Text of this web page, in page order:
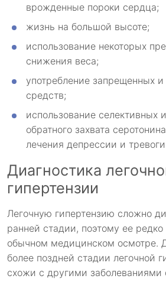
врожденные пороки сердца;
жизнь на большой высоте;
использование некоторых
снижения веса;
употребление запрещенных и
средств;
использование селективных
обратного захвата
лечения депрессии и
Диагностика
гипертензии
Легочную гипертензию сложно
ранней стадии, поэтому ее
обычном медицинском осмотре.
более поздней стадии легочной
схожи с другими заболеваниями